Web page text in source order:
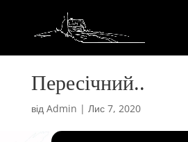
Пересічний..
від Admin | Лис 7, 2020